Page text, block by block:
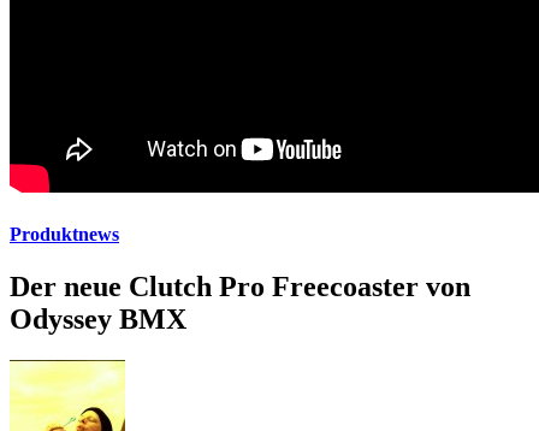
Produktnews
Der neue Clutch Pro Freecoaster von
Odyssey BMX